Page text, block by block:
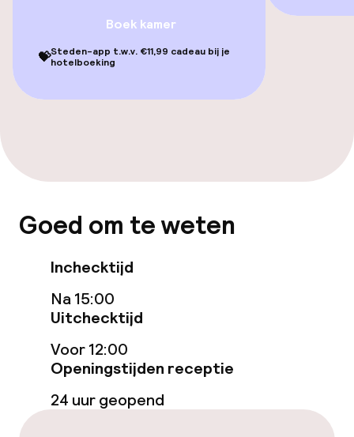
geoptimaliseerde kamers beschikbaar
Zwemmen & wellness
Stoombad
Gratis wifi
Restaurant
Bar
Eet- en drinkdiensten
Boek kamer
💝Steden-app t.w.v. €11,99 cadeau bij je
hotelboeking
Goed om te weten
Inchecktijd
Na 15:00
Uitchecktijd
Voor 12:00
Openingstijden receptie
24 uur geopend